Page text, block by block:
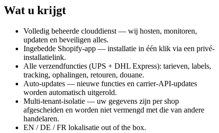
Wat u krijgt
Volledig beheerde clouddienst — wij hosten, monitoren,
updaten en beveiligen alles.
Ingebedde Shopify-app — installatie in één klik via een privé-
installatielink.
Alle verzendfuncties (UPS + DHL Express): tarieven, labels,
tracking, ophalingen, retouren, douane.
Auto-updates — nieuwe functies en carrier-API-updates
worden automatisch uitgerold.
Multi-tenant-isolatie — uw gegevens zijn per shop
afgescheiden en worden niet vermengd met die van andere
handelaren.
EN / DE / FR lokalisatie out of the box.